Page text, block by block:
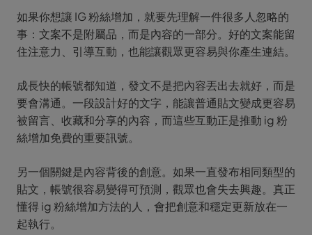
如果你想讓 IG 粉絲增加，就要先理解一件很多人忽略的
事：文案不是附屬品，而是內容的一部分。好的文案能留
住注意力、引導互動，也能讓觀眾更容易與你產生連結。
成長快的帳號都知道，發文不是把內容丟出去就好，而是
要會溝通。一段設計好的文字，能讓普通貼文變成更容易
被留言、收藏和分享的內容，而這些互動正是推動 ig 粉
絲增加免費的重要訊號。
另一個關鍵是內容背後的創意。如果一直發布相同類型的
貼文，帳號很容易變得可預測，觀眾也會失去興趣。真正
懂得 ig 粉絲增加方法的人，會把創意和穩定更新放在一
起執行。